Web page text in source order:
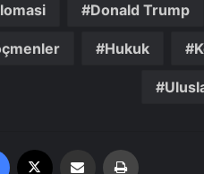
Donald Trump
Hukuk
Facebook Email'den paylaş